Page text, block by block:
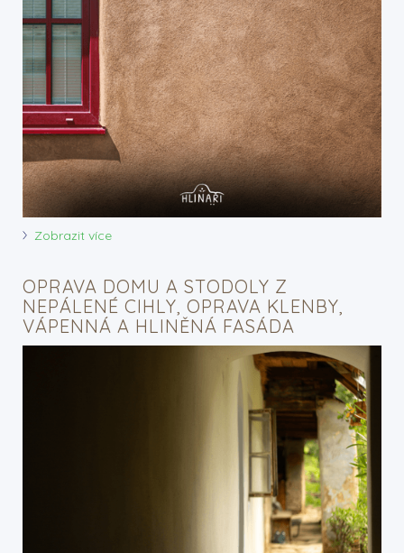
Zobrazit více
OPRAVA DOMU A STODOLY Z
NEPÁLENÉ CIHLY, OPRAVA KLENBY,
VÁPENNÁ A HLINĚNÁ FASÁDA